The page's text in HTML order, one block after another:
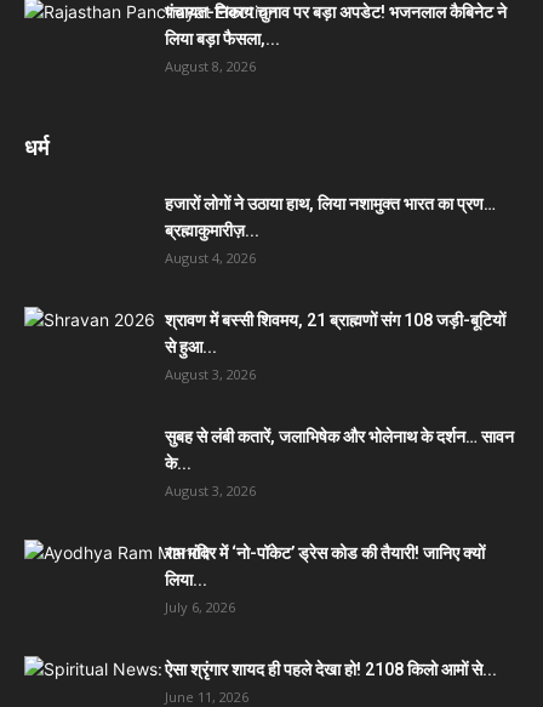
पंचायत-निकाय चुनाव पर बड़ा अपडेट! भजनलाल कैबिनेट ने
लिया बड़ा फैसला,...
August 8, 2026
धर्म
हजारों लोगों ने उठाया हाथ, लिया नशामुक्त भारत का प्रण…
ब्रह्माकुमारीज़...
August 4, 2026
श्रावण में बस्सी शिवमय, 21 ब्राह्मणों संग 108 जड़ी-बूटियों
से हुआ...
August 3, 2026
सुबह से लंबी कतारें, जलाभिषेक और भोलेनाथ के दर्शन… सावन
के...
August 3, 2026
राम मंदिर में ‘नो-पॉकेट’ ड्रेस कोड की तैयारी! जानिए क्यों
लिया...
July 6, 2026
ऐसा श्रृंगार शायद ही पहले देखा हो! 2108 किलो आमों से...
June 11, 2026